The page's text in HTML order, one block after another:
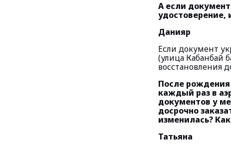
А если
удостоверение,
Данияр
Если документ
(улица Кабанбай
восстановления
После рождения
каждый раз в
документов у
досрочно
изменилась?
Татьяна